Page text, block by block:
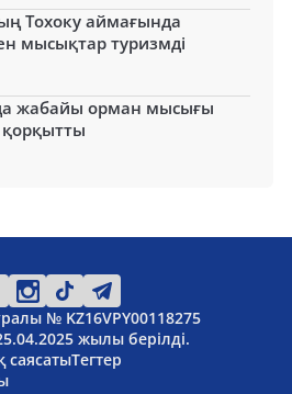
Тохоку аймағында
мысықтар туризмді
жабайы орман мысығы
қорқытты
№ KZ16VPY00118275
жылы берілді.
Тегтер